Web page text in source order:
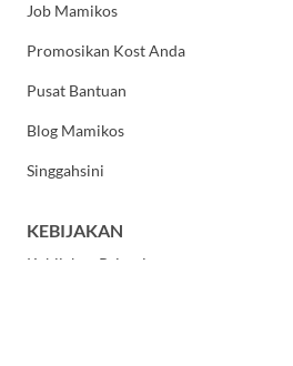
Job Mamikos
Promosikan Kost Anda
Pusat Bantuan
Blog Mamikos
Singgahsini
KEBIJAKAN
Kebijakan Privasi